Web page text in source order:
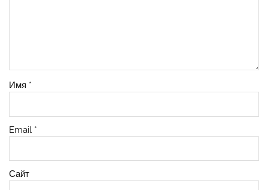
Имя *
Email *
Сайт